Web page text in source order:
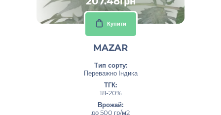
Купити
MAZAR
Тип сорту:
Переважно Індика
ТГК:
18-20%
Врожай:
до 500 гр/м2